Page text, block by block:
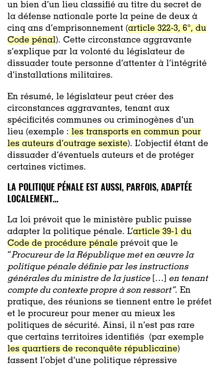
un bien d’un lieu classifié au titre du secret de
la défense nationale porte la peine de deux à
cinq ans d’emprisonnement (article 322-3, 6°, du
Code pénal). Cette circonstance aggravante
s’explique par la volonté du législateur de
dissuader toute personne d’attenter à l’intégrité
d’installations militaires.
En résumé, le législateur peut créer des
circonstances aggravantes, tenant aux
spécificités communes ou criminogènes d’un
lieu (exemple : les transports en commun pour
les auteurs d’outrage sexiste). L’objectif étant de
dissuader d’éventuels auteurs et de protéger
certaines victimes.
LA POLITIQUE PÉNALE EST AUSSI, PARFOIS, ADAPTÉE
LOCALEMENT…
La loi prévoit que le ministère public puisse
adapter la politique pénale. L’article 39-1 du
Code de procédure pénale prévoit que le
“Procureur de la République met en œuvre la
politique pénale définie par les instructions
générales du ministre de la justice[…] en tenant
compte du contexte propre à son ressort”. En
pratique, des réunions se tiennent entre le préfet
et le procureur pour mener au mieux les
politiques de sécurité. Ainsi, il n’est pas rare
que certains territoires identifiés (par exemple
les quartiers de reconquête républicaine)
fassent l’objet d’une politique répressive